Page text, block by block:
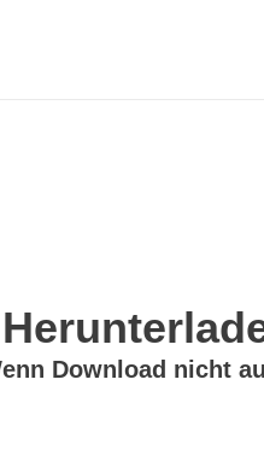
Download nicht